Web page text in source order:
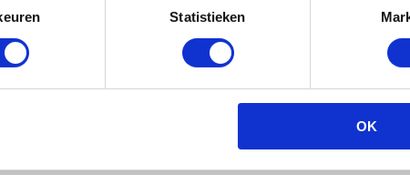
Statistieken
OK
DEELT PRACHTIGE